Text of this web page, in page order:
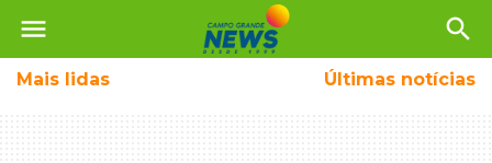
menu search
Mais lidas Últimas notícias